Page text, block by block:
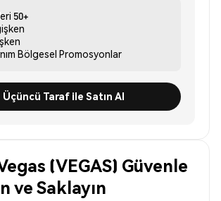
50+
Bölgesel Promosyonlar
Üçüncü Taraf ile Satın Al
(VEGAS) Güvenle
ve Saklayın